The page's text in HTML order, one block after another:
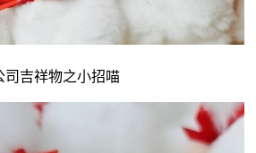
司吉祥物之小招喵